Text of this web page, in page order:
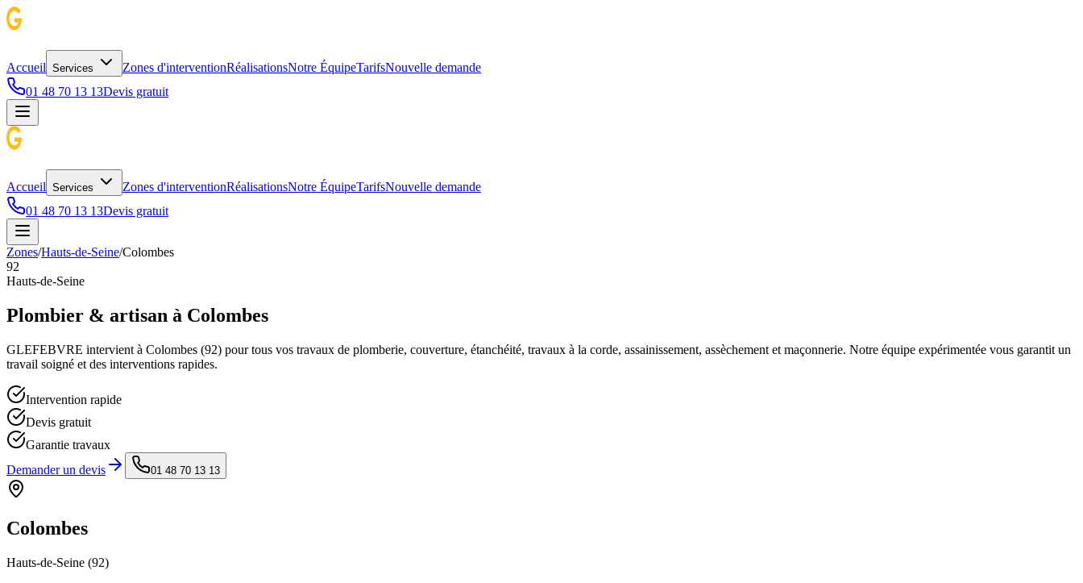
Accueil Services Zones d'interventionRéalisationsNotre ÉquipeTarifsNouvelle demande
01 48 70 13 13Devis gratuit
Accueil Services Zones d'interventionRéalisationsNotre ÉquipeTarifsNouvelle demande
01 48 70 13 13Devis gratuit
Zones/Hauts-de-Seine/Colombes
92
Hauts-de-Seine
Plombier & artisan à Colombes
GLEFEBVRE intervient à Colombes (92) pour tous vos travaux de plomberie, couverture, étanchéité, travaux à la corde, assainissement, assèchement et maçonnerie. Notre équipe expérimentée vous garantit un
travail soigné et des interventions rapides.
Intervention rapide
Devis gratuit
Garantie travaux
Demander un devis
01 48 70 13 13
Colombes
Hauts-de-Seine (92)